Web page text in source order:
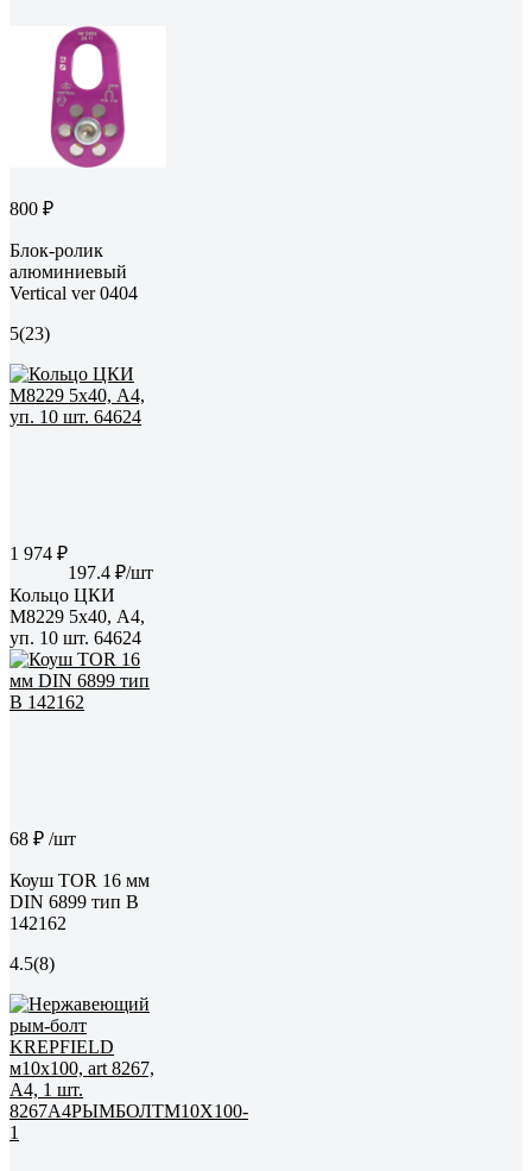
800 ₽
Блок-ролик
алюминиевый
Vertical ver 0404
5(23)
1 974 ₽
197.4 ₽/шт
Кольцо ЦКИ
M8229 5х40, A4,
уп. 10 шт. 64624
68 ₽ /шт
Коуш TOR 16 мм
DIN 6899 тип B
142162
4.5(8)